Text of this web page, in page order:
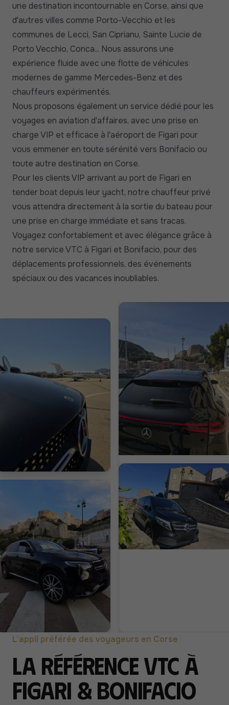
une destination incontournable en Corse, ainsi que
d'autres villes comme Porto-Vecchio et les
communes de Lecci, San Ciprianu, Sainte Lucie de
Porto Vecchio, Conca... Nous assurons une
expérience fluide avec une flotte de véhicules
modernes de gamme Mercedes-Benz et des
chauffeurs expérimentés.
Nous proposons également un service dédié pour les
voyages en aviation d'affaires, avec une prise en
charge VIP et efficace à l'aéroport de Figari pour
vous emmener en toute sérénité vers Bonifacio ou
toute autre destination en Corse.
Pour les clients VIP arrivant au port de Figari en
tender boat depuis leur yacht, notre chauffeur privé
vous attendra directement à la sortie du bateau pour
une prise en charge immédiate et sans tracas.
Voyagez confortablement et avec élégance grâce à
notre service VTC à Figari et Bonifacio, pour des
déplacements professionnels, des événements
spéciaux ou des vacances inoubliables.
L’appli préférée des voyageurs en Corse
La référence VTC à
Figari & Bonifacio